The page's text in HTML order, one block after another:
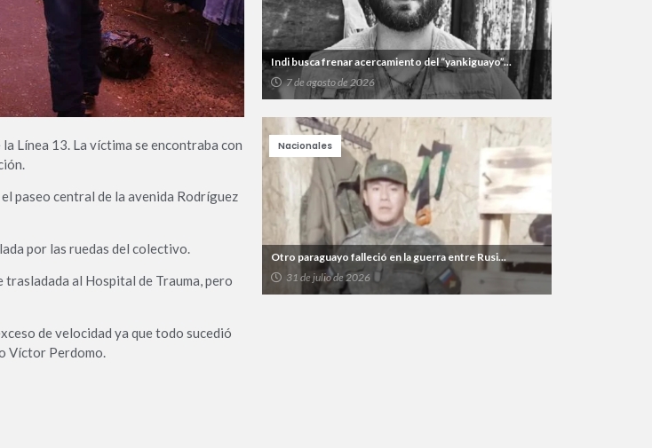
Línea 13. La víctima se encontraba con
paseo central de la avenida Rodríguez
por las ruedas del colectivo.
al Hospital de Trauma, pero
de velocidad ya que todo sucedió
Víctor Perdomo.
Indi busca frenar acercamiento del “yankiguayo”...
7 de agosto de 2026
Otro paraguayo falleció en la guerra entre Rusi...
31 de julio de 2026
Nacionales